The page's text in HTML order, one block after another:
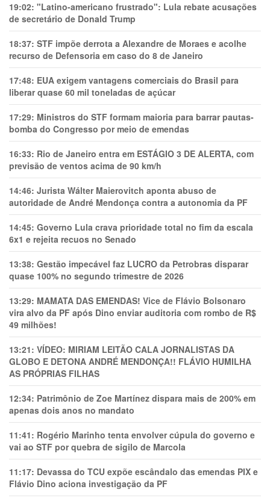
19:02: "Latino-americano frustrado": Lula rebate acusações
de secretário de Donald Trump
18:37: STF impõe derrota a Alexandre de Moraes e acolhe
recurso de Defensoria em caso do 8 de Janeiro
17:48: EUA exigem vantagens comerciais do Brasil para
liberar quase 60 mil toneladas de açúcar
17:29: Ministros do STF formam maioria para barrar pautas-
bomba do Congresso por meio de emendas
16:33: Rio de Janeiro entra em ESTÁGIO 3 DE ALERTA, com
previsão de ventos acima de 90 km/h
14:46: Jurista Wálter Maierovitch aponta abuso de
autoridade de André Mendonça contra a autonomia da PF
14:45: Governo Lula crava prioridade total no fim da escala
6x1 e rejeita recuos no Senado
13:38: Gestão impecável faz LUCRO da Petrobras disparar
quase 100% no segundo trimestre de 2026
13:29: MAMATA DAS EMENDAS! Vice de Flávio Bolsonaro
vira alvo da PF após Dino enviar auditoria com rombo de R$
49 milhões!
13:21: VÍDEO: MIRIAM LEITÃO CALA JORNALISTAS DA
GLOBO E DETONA ANDRÉ MENDONÇA!! FLÁVIO HUMILHA
AS PRÓPRIAS FILHAS
12:34: Patrimônio de Zoe Martínez dispara mais de 200% em
apenas dois anos no mandato
11:41: Rogério Marinho tenta envolver cúpula do governo e
vai ao STF por quebra de sigilo de Marcola
11:17: Devassa do TCU expõe escândalo das emendas PIX e
Flávio Dino aciona investigação da PF